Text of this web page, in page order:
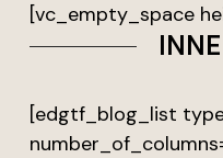
[vc_empty_space
[edgtf_blog_list